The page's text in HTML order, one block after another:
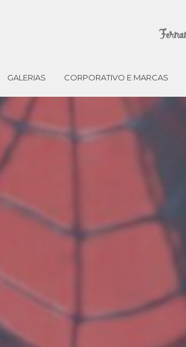
GALERIAS CORPORATIVO E MARCAS